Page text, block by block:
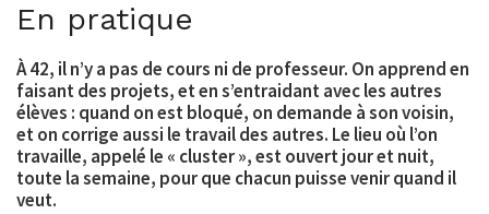
En pratique
À 42, il n’y a pas de cours ni de professeur. On apprend en
faisant des projets, et en s’entraidant avec les autres
élèves : quand on est bloqué, on demande à son voisin,
et on corrige aussi le travail des autres. Le lieu où l’on
travaille, appelé le « cluster », est ouvert jour et nuit,
toute la semaine, pour que chacun puisse venir quand il
veut.